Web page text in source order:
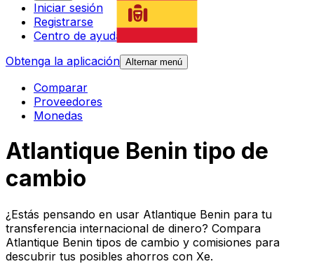
Iniciar sesión
Registrarse
Centro de ayuda
Obtenga la aplicación Alternar menú
Comparar
Proveedores
Monedas
Atlantique Benin tipo de
cambio
¿Estás pensando en usar Atlantique Benin para tu
transferencia internacional de dinero? Compara
Atlantique Benin tipos de cambio y comisiones para
descubrir tus posibles ahorros con Xe.